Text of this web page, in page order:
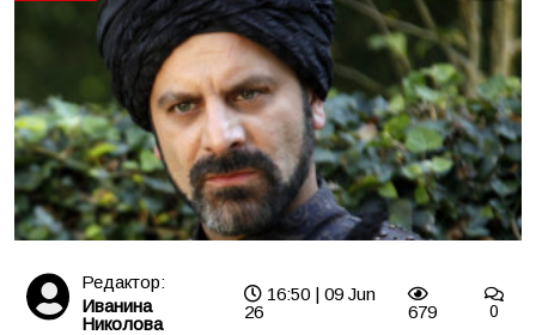
Редактор:
Иванина
Николова
16:50 | 09 Jun
26
679 0